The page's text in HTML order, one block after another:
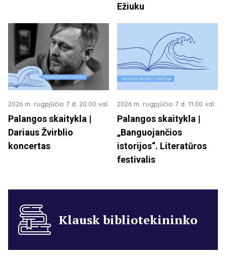
Ežiuku
2026 m. rugpjūčio 7 d. 20.00 val.
Palangos skaitykla |
Dariaus Žvirblio
koncertas
2026 m. rugpjūčio 7 d. 11.00 val.
Palangos skaitykla |
„Banguojančios
istorijos“. Literatūros
festivalis
Klausk bibliotekininko